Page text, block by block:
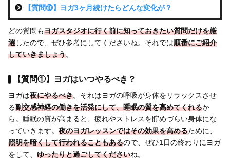
【質問⑩】ヨガ3ヶ月続けたらどんな変化が？
どの質問もヨガスタジオに行く前に知っておきたい質問だけを厳
選したので、ぜひ参考にしてくださいね。それでは順番にご紹介
していきましょう。
【質問①】ヨガはいつやるべき？
ヨガは夜にやるべき。それはヨガの呼吸が身体をリラックスさせ
る副交感神経の働きを活発にして、睡眠の質を高めてくれるか
ら。睡眠の質が高まると、疲れやストレスを貯めづらい身体にな
っていきます。 夜のヨガレッスンではその効果を高めるために、
照明を暗くして行われることもあるので、ぜひ1日の終わりにヨガ
をして、 ゆったりと過ごしてくださいね。